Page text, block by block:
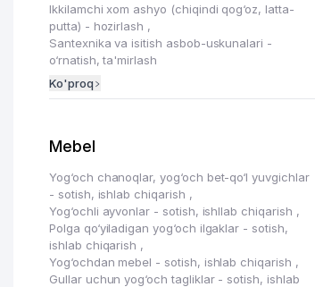
Ikkilamchi xom ashyo (chiqindi qog‘oz, latta-
putta) - hozirlash ,
Santexnika va isitish asbob-uskunalari -
o‘rnatish, ta'mirlash
Ko'proq
Mebel
Yog‘och chanoqlar, yog‘och bet-qo‘l yuvgichlar
- sotish, ishlab chiqarish ,
Yog‘ochli ayvonlar - sotish, ishllab chiqarish ,
Polga qo‘yiladigan yog‘och ilgaklar - sotish,
ishlab chiqarish ,
Yog‘ochdan mebel - sotish, ishlab chiqarish ,
Gullar uchun yog‘och tagliklar - sotish, ishlab